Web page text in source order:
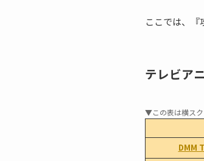
ここでは、『
テレビア
DMM